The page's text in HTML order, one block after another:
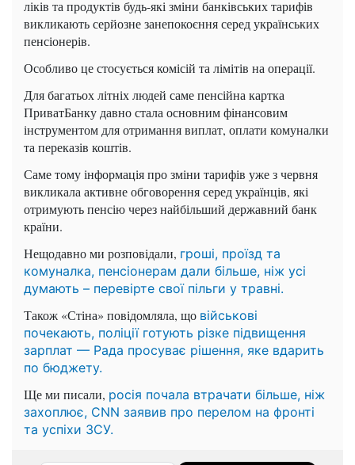
ліків та продуктів будь-які зміни банківських тарифів
викликають серйозне занепокоєння серед українських
пенсіонерів.
Особливо це стосується комісій та лімітів на операції.
Для багатьох літніх людей саме пенсійна картка
ПриватБанку давно стала основним фінансовим
інструментом для отримання виплат, оплати комуналки
та переказів коштів.
Саме тому інформація про зміни тарифів уже з червня
викликала активне обговорення серед українців, які
отримують пенсію через найбільший державний банк
країни.
Нещодавно ми розповідали, гроші, проїзд та
комуналка, пенсіонерам дали більше, ніж усі
думають – перевірте свої пільги у травні.
Також «Стіна» повідомляла, що військові
почекають, поліції готують різке підвищення
зарплат — Рада просуває рішення, яке вдарить
по бюджету.
Ще ми писали, росія почала втрачати більше, ніж
захоплює, CNN заявив про перелом на фронті
та успіхи ЗСУ.